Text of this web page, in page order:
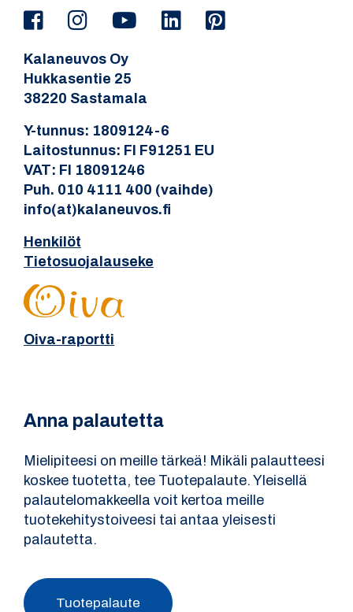
Kalaneuvos Oy
Hukkasentie 25
38220 Sastamala
Y-tunnus: 1809124-6
Laitostunnus: FI F91251 EU
VAT: FI 18091246
Puh. 010 4111 400 (vaihde)
info(at)kalaneuvos.fi
Henkilöt
Tietosuojalauseke
Oiva-raportti
Anna palautetta
Mielipiteesi on meille tärkeä! Mikäli palautteesi
koskee tuotetta, tee Tuotepalaute. Yleisellä
palautelomakkeella voit kertoa meille
tuotekehitystoiveesi tai antaa yleisesti
palautetta.
Tuotepalaute